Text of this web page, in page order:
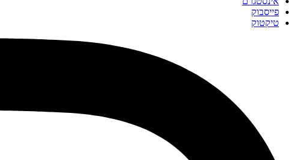
פייסבוק
טיקטוק